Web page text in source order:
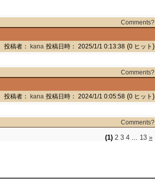
Comments?
投稿者： kana 投稿日時： 2025/1/1 0:13:38 (0 ヒット )
Comments?
投稿者： kana 投稿日時： 2024/1/1 0:05:58 (0 ヒット )
Comments?
(1) 2 3 4 13 »